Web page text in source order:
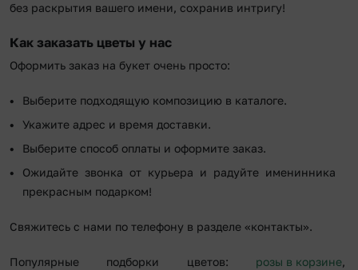
без раскрытия вашего имени, сохранив интригу!
Как заказать цветы у нас
Оформить заказ на букет очень просто:
Выберите подходящую композицию в каталоге.
Укажите адрес и время доставки.
Выберите способ оплаты и оформите заказ.
Ожидайте звонка от курьера и радуйте именинника
прекрасным подарком!
Свяжитесь с нами по телефону в разделе «контакты».
Популярные подборки цветов: розы в корзине,